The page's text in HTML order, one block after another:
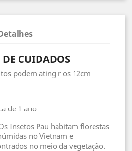
CUIDADOS
podem atingir os 12cm
de 1 ano
Insetos Pau habitam florestas
no Vietnam e
no meio da vegetação.